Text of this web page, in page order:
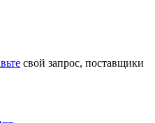
свой запрос, поставщики